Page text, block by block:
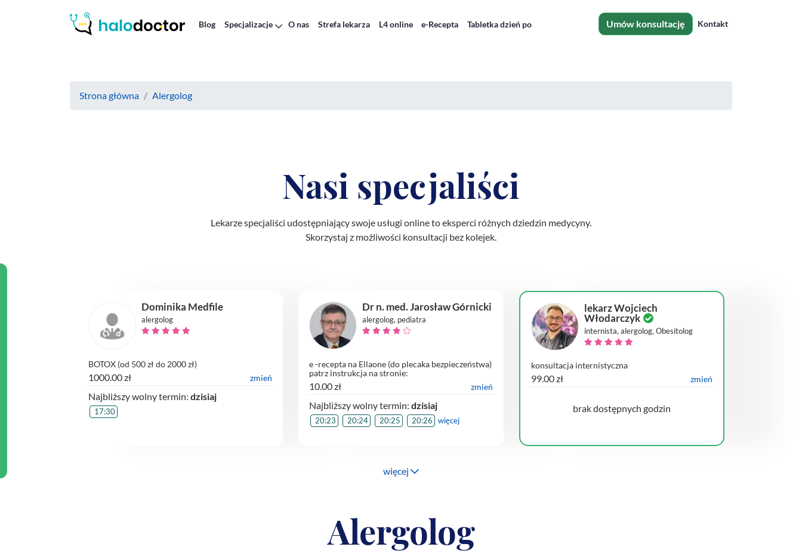
Blog Specjalizacje O nas Strefa lekarza L4 online e-Recepta Tabletka dzień po Umów konsultację Kontakt
Strona główna Alergolog
Nasi specjaliści
Lekarze specjaliści udostępniający swoje usługi online to eksperci różnych dziedzin medycyny.
Skorzystaj z możliwości konsultacji bez kolejek.
Dominika Medfile
alergolog
BOTOX (od 500 zł do 2000 zł)
1000.00 zł zmień
Najbliższy wolny termin: dzisiaj
17:30
Dr n. med. Jarosław Górnicki
alergolog, pediatra
e -recepta na Ellaone (do plecaka bezpieczeństwa)
patrz instrukcja na stronie:
www.jaroslawgornicki.pl
10.00 zł zmień
Najbliższy wolny termin: dzisiaj
20:23 20:24 20:25 20:26 więcej
lekarz Wojciech
Włodarczyk
internista, alergolog, Obesitolog
konsultacja internistyczna
99.00 zł zmień
brak dostępnych godzin
więcej
Alergolog